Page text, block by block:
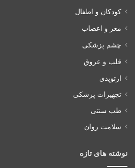
کودکان و اطفال
مغز و اعصاب
چشم پزشکی
قلب و عروق
ارتوپدی
تجهیزات پزشکی
طب سنتی
سلامت روان
نوشته های تازه